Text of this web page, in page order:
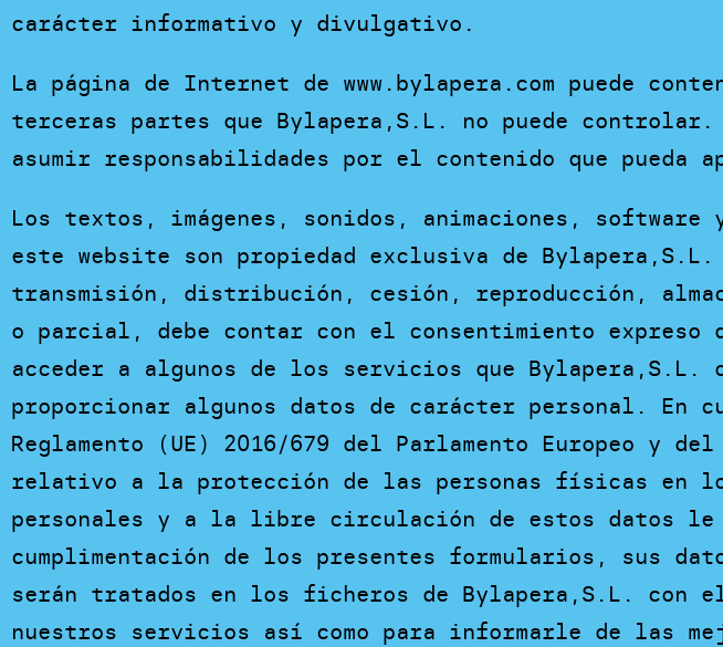
carácter informativo y divulgativo.
La página de Internet de www.bylapera.com puede
terceras partes que Bylapera,S.L. no puede
asumir responsabilidades por el contenido que pueda
Los textos, imágenes, sonidos, animaciones,
este website son propiedad exclusiva de
transmisión, distribución, cesión, reproducción,
o parcial, debe contar con el consentimiento expreso
acceder a algunos de los servicios que Bylapera,S.L.
proporcionar algunos datos de carácter personal. En
Reglamento (UE) 2016/679 del Parlamento Europeo y
relativo a la protección de las personas físicas en
personales y a la libre circulación de estos datos le
cumplimentación de los presentes formularios, sus
serán tratados en los ficheros de Bylapera,S.L. con
nuestros servicios así como para informarle de las